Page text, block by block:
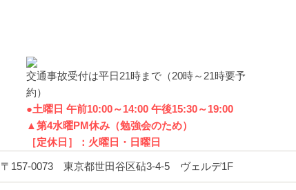
交通事故受付は平日21時まで（20時～21時要予
約）
●土曜日 午前10:00～14:00 午後15:30～19:00
▲第4水曜PM休み（勉強会のため）
［定休日］：火曜日・日曜日
〒157-0073 東京都世田谷区砧3-4-5 ヴェルデ1F